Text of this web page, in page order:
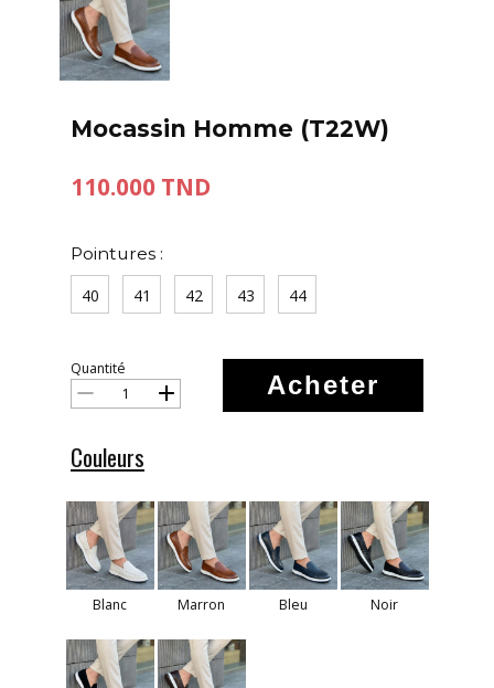
Mocassin Homme (T22W)
110.000 TND
Pointures :
40
41 42 43 44
Quantité
Acheter
Couleurs
Blanc Marron Bleu Noir